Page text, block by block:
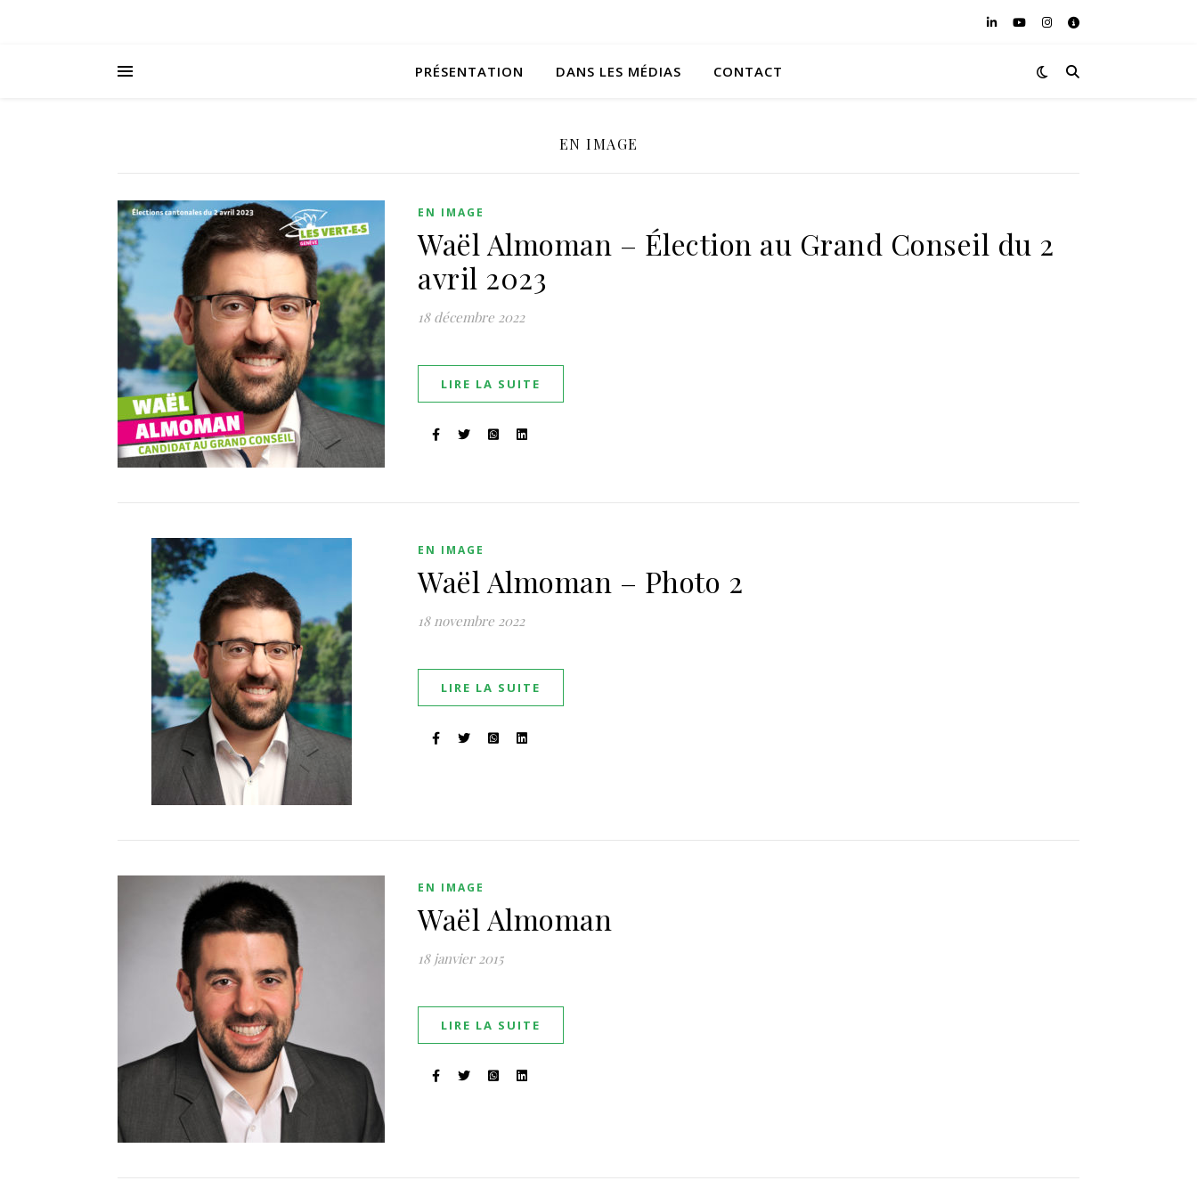
PRÉSENTATION DANS LES MÉDIAS CONTACT
EN IMAGE
EN IMAGE
Waël Almoman – Élection au Grand Conseil du 2
avril 2023
18 décembre 2022
LIRE LA SUITE
EN IMAGE
Waël Almoman – Photo 2
18 novembre 2022
LIRE LA SUITE
EN IMAGE
Waël Almoman
18 janvier 2015
LIRE LA SUITE